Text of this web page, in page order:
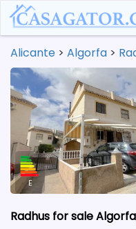
Alicante > Algorfa >
E
Radhus for sale